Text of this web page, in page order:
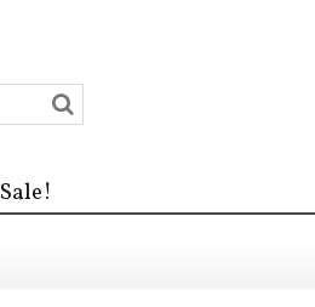
Sale!